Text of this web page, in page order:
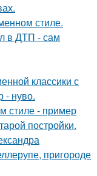
стиле.
в ДТП - сам
классики с
- нуво.
стиле - пример
постройки.
пригороде